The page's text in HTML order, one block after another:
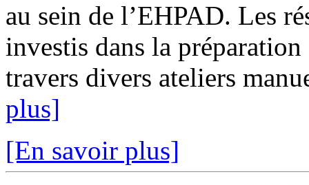
au sein de l’EHPAD. Les
investis dans la
travers divers ateliers
plus]
[En savoir plus]